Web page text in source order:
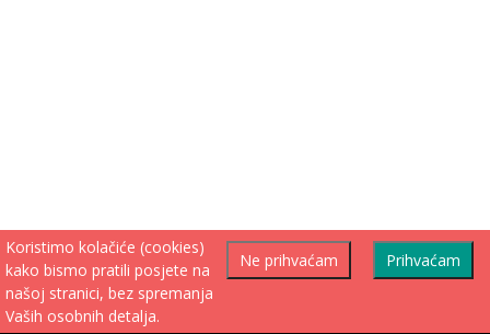
Prihvaćam
Ne prihvaćam
Koristimo kolačiće (cookies)
kako bismo pratili posjete na
našoj stranici, bez spremanja
Vaših osobnih detalja.